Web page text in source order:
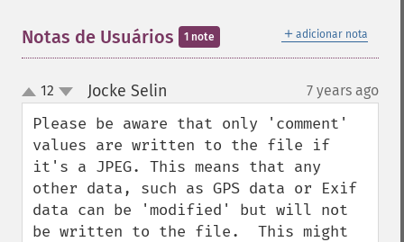
＋ adicionar nota
Notas de Usuários 1 note
up
down
12 Jocke Selin 7 years ago
Please be aware that only 'comment'
values are written to the file if
it's a JPEG. This means that any
other data, such as GPS data or Exif
data can be 'modified' but will not
be written to the file.  This might
getImageScene
getImageSignature
getImageTotalInkDensity